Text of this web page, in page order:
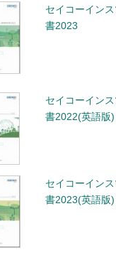
セイコーイン
書2023
セイコーイン
書2022(英語版)
セイコーイン
書2023(英語版)